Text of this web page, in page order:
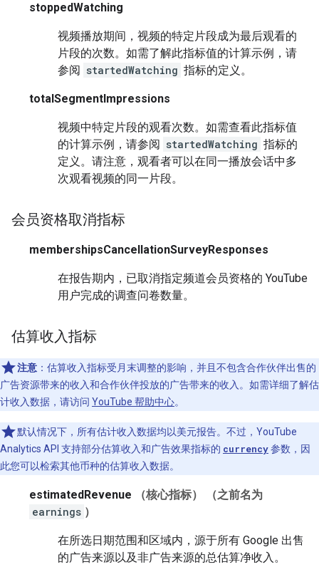
stoppedWatching
视频播放期间，视频的特定片段成为最后观看的
片段的次数。如需了解此指标值的计算示例，请
参阅 startedWatching 指标的定义。
totalSegmentImpressions
视频中特定片段的观看次数。如需查看此指标值
的计算示例，请参阅 startedWatching 指标的
定义。请注意，观看者可以在同一播放会话中多
次观看视频的同一片段。
会员资格取消指标
membershipsCancellationSurveyResponses
在报告期内，已取消指定频道会员资格的 YouTube
用户完成的调查问卷数量。
估算收入指标
注意 ：估算收入指标受月末调整的影响，并且不包含合作伙伴出售的
广告资源带来的收入和合作伙伴投放的广告带来的收入。如需详细了解估
计收入数据，请访问 YouTube 帮助中心。
默认情况下，所有估计收入数据均以美元报告。不过，YouTube
Analytics API 支持部分估算收入和广告效果指标的 currency参数，因
此您可以检索其他币种的估算收入数据。
estimatedRevenue （核心指标）
（之前名为
earnings ）
在所选日期范围和区域内，源于所有 Google 出售
的广告来源以及非广告来源的总估算净收入。